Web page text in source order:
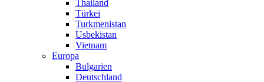
Thailand
Türkei
Turkmenistan
Usbekistan
Vietnam
Europa
Bulgarien
Deutschland